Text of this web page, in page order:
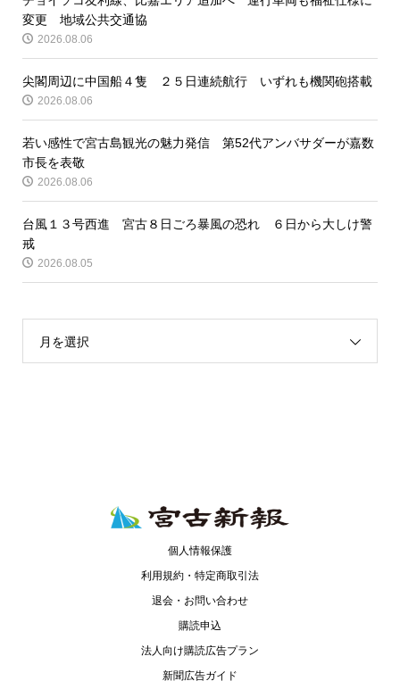
変更 地域公共交通協
2026.08.06
尖閣周辺に中国船４隻 ２５日連続航行 いずれも機関砲搭載
2026.08.06
若い感性で宮古島観光の魅力発信 第52代アンバサダーが嘉数
市長を表敬
2026.08.06
台風１３号西進 宮古８日ごろ暴風の恐れ ６日から大しけ警
戒
2026.08.05
月を選択
個人情報保護
利用規約・特定商取引法
退会・お問い合わせ
購読申込
法人向け購読広告プラン
新聞広告ガイド